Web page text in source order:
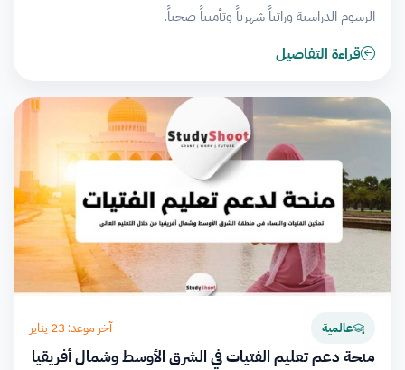
الرسوم الدراسية وراتباً شهرياً وتأميناً صحياً.
قراءة التفاصيل
عالمية آخر موعد: 23 يناير
منحة دعم تعليم الفتيات في الشرق الأوسط وشمال أفريقيا